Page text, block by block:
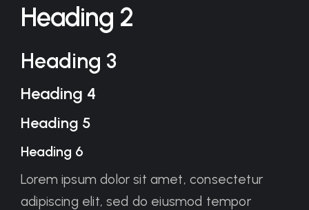
Heading 2
Heading 3
Heading 4
Heading 5
Heading 6
Lorem ipsum dolor sit amet, consectetur
adipiscing elit, sed do eiusmod tempor